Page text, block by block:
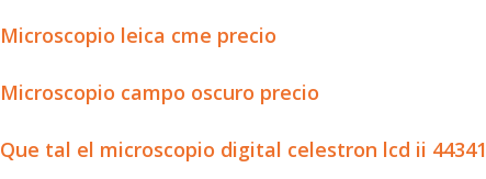
Microscopio leica cme precio
Microscopio campo oscuro precio
Que tal el microscopio digital celestron lcd ii 44341